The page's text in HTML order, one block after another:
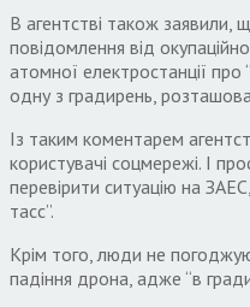
В агентстві також
повідомлення від
атомної електростанції про
одну з градирень,
Із таким коментарем
користувачі соцмережі. І
перевірити ситуацію на
тасс”.
Крім того, люди не
падіння дрона, адже “в